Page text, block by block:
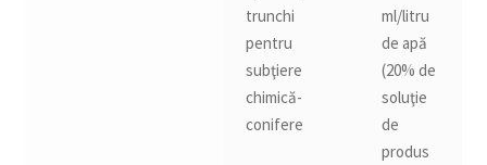
trunchi
pentru
subţiere
chimică-
conifere
ml/litru
de apă
(20% de
soluţie
de
produs